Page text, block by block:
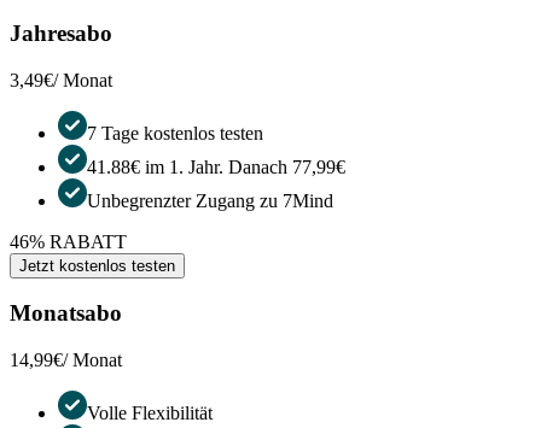
Jahresabo
3,49€/ Monat
7 Tage kostenlos testen
41.88€ im 1. Jahr. Danach 77,99€
Unbegrenzter Zugang zu 7Mind
46% RABATT
Jetzt kostenlos testen
Monatsabo
14,99€/ Monat
Volle Flexibilität